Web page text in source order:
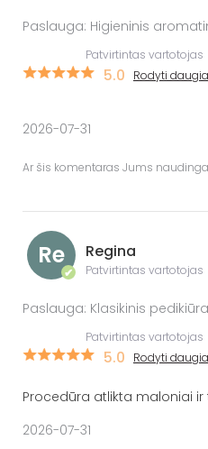
Paslauga: Higieninis
Patvirtintas vartotojas
5.0 Rodyti
2026-07-31
Ar šis komentaras Jums
Re
✔
Regina
Patvirtintas vartotojas
Paslauga: Klasikinis
Patvirtintas vartotojas
5.0 Rodyti
Procedūra atlikta maloniai ir
2026-07-31